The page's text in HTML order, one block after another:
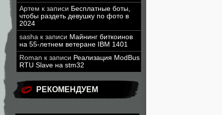
Артем к записи Бесплатные боты,
чтобы раздеть девушку по фото в
2024
sasha к записи Майнинг биткоинов
на 55-летнем ветеране IBM 1401
Roman к записи Реализация ModBus
RTU Slave на stm32
РЕКОМЕНДУЕМ